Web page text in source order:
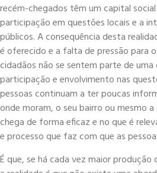
recém-chegados têm um capital
participação em questões locais e a
públicos. A consequência desta
é oferecido e a falta de pressão para
cidadãos não se sentem parte de uma
participação e envolvimento nas
pessoas continuam a ter poucas
onde moram, o seu bairro ou mesmo
chega de forma eficaz e no que é
e processo que faz com que as
É que, se há cada vez maior